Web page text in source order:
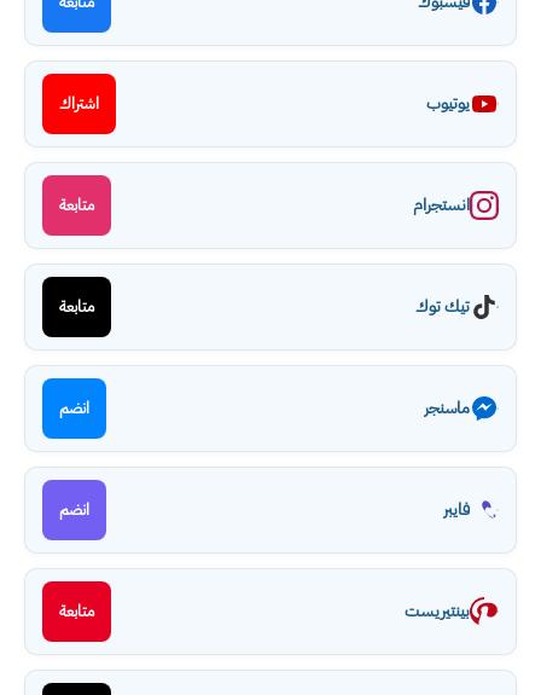
يوتيوب اشتراك
انستجرام متابعة
تيك توك متابعة
ماسنجر انضم
فايبر انضم
بينتيريست متابعة